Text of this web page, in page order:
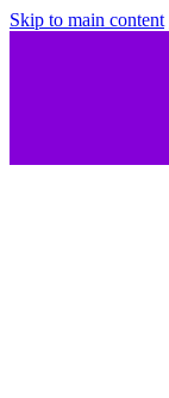
Skip to main content